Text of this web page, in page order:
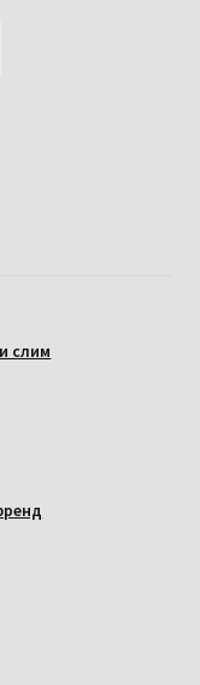
слим